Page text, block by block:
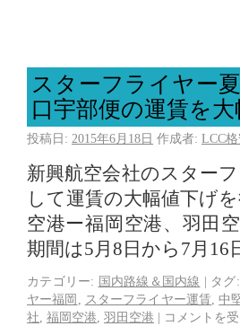
スターフライヤー
口宇部便の運賃を
投稿日: 2015年6月18日 作成者: LCC
新興航空会社のスター
して運賃の大幅値下げ
空港ー福岡空港、羽田
期間は5月8日から7月16
カテゴリー: 国内路線＆国内線 | タグ:
ヤー福岡
スターフライヤー運賃 ,中
社 福岡空港 羽田空港 | コメントを